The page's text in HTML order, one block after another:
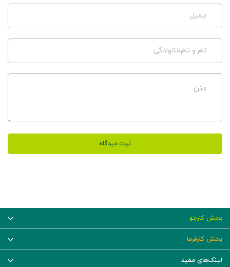
ایمیل
نام و نام‌خانوادگی
متن
ثبت دیدگاه
بخش کارجو
بخش کارفرما
لینک‌های مفید